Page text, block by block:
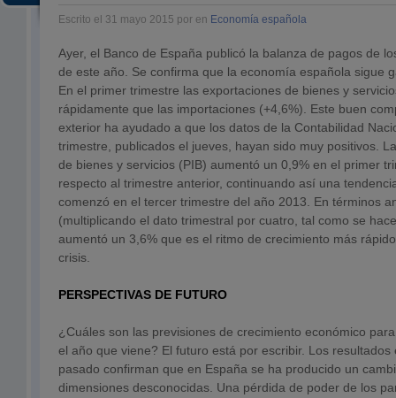
Escrito el 31 mayo 2015 por en Economía española
Ayer, el Banco de España publicó la balanza de pagos de
de este año. Se confirma que la economía española sigue
En el primer trimestre las exportaciones de bienes y
rápidamente que las importaciones (+4,6%). Este buen
exterior ha ayudado a que los datos de la Contabilidad
trimestre, publicados el jueves, hayan sido muy positivos.
de bienes y servicios (PIB) aumentó un 0,9% en el primer
respecto al trimestre anterior, continuando así una
comenzó en el tercer trimestre del año 2013. En términos
(multiplicando el dato trimestral por cuatro, tal como se
aumentó un 3,6% que es el ritmo de crecimiento más
crisis.
PERSPECTIVAS DE FUTURO
¿Cuáles son las previsiones de crecimiento económico
el año que viene? El futuro está por escribir. Los
pasado confirman que en España se ha producido un
dimensiones desconocidas. Una pérdida de poder de los